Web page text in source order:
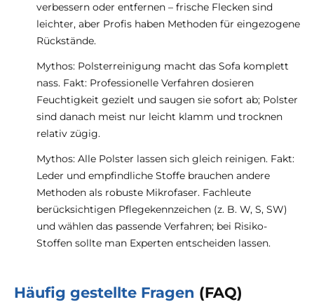
verbessern oder entfernen – frische Flecken sind
leichter, aber Profis haben Methoden für eingezogene
Rückstände.
Mythos: Polsterreinigung macht das Sofa komplett
nass. Fakt: Professionelle Verfahren dosieren
Feuchtigkeit gezielt und saugen sie sofort ab; Polster
sind danach meist nur leicht klamm und trocknen
relativ zügig.
Mythos: Alle Polster lassen sich gleich reinigen. Fakt:
Leder und empfindliche Stoffe brauchen andere
Methoden als robuste Mikrofaser. Fachleute
berücksichtigen Pflegekennzeichen (z. B. W, S, SW)
und wählen das passende Verfahren; bei Risiko-
Stoffen sollte man Experten entscheiden lassen.
Häufig gestellte Fragen (FAQ)